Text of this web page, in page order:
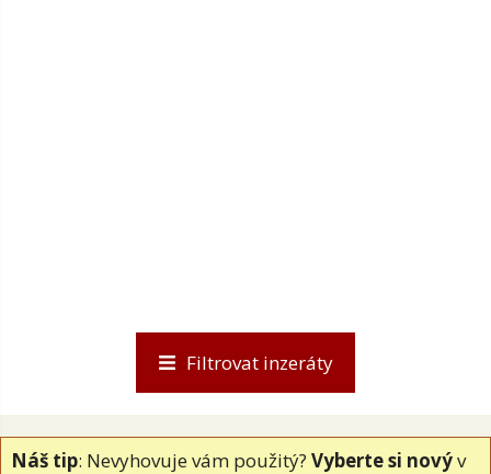
Náš tip: Nevyhovuje vám použitý? Vyberte si novýv
Filtrovat inzeráty